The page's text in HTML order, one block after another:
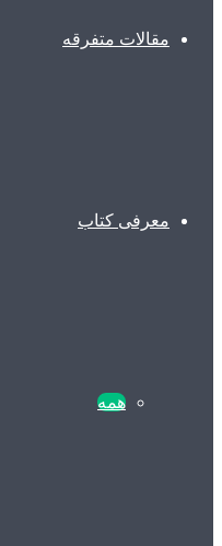
مقالات متفرقه
معرفی کتاب
همه